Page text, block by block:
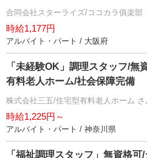
合同会社スターライズ/ココカラ俱楽部
時給1,177円
アルバイト・パート / 大阪府
「未経験OK」調理スタッフ/無
有料老人ホーム/社会保障完備
株式会社三五/住宅型有料老人ホーム
時給1,225円～
アルバイト・パート / 神奈川県
「福祉調理スタッフ」無資格